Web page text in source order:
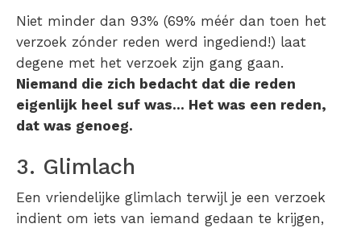
Niet minder dan 93% (69% méér dan toen het
verzoek zónder reden werd ingediend!) laat
degene met het verzoek zijn gang gaan.
Niemand die zich bedacht dat die reden
eigenlijk heel suf was… Het was een reden,
dat was genoeg.
3. Glimlach
Een vriendelijke glimlach terwijl je een verzoek
indient om iets van iemand gedaan te krijgen,